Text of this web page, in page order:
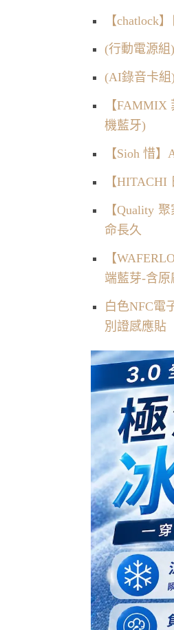
【chatlock
(行動電源組
(AI錄音卡組
【
機藍牙)
【Sioh 惜
【
【Quality
命長久
【
端藍芽-含
白色NFC電
別證感應貼